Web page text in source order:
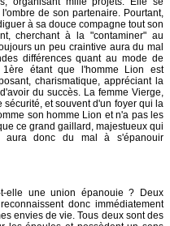
de son partenaire. Pourtant,
à sa douce compagne tout son
cherchant à la "contaminer" au
un peu craintive aura du mal
différences quant au mode de
étant que l'homme Lion est
charismatique, appréciant la
du succès. La femme Vierge,
et souvent d'un foyer qui la
son homme Lion et n'a pas les
ce grand gaillard, majestueux qui
aura donc du mal à s'épanouir
elle une union épanouie ? Deux
donc immédiatement
envies de vie. Tous deux sont des